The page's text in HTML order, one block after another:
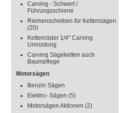
Carving - Schwert /
Führungsschiene
Riemenscheiben für Kettensägen
(20)
Kettenräder 1/4" Carving
Umrüstung
Carving Sägeketten auch
Baumpflege
Motorsägen
Benzin Sägen
Elektro- Sägen (5)
Motorsägen Aktionen (2)